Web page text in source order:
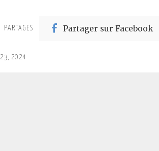
PARTAGES Partager sur Facebook
2024